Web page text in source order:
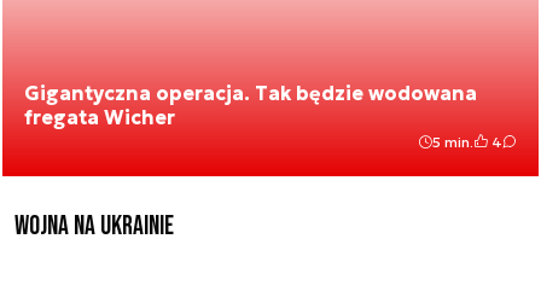
Gigantyczna operacja. Tak będzie wodowana
fregata Wicher
5 min. 4
Wojna na Ukrainie